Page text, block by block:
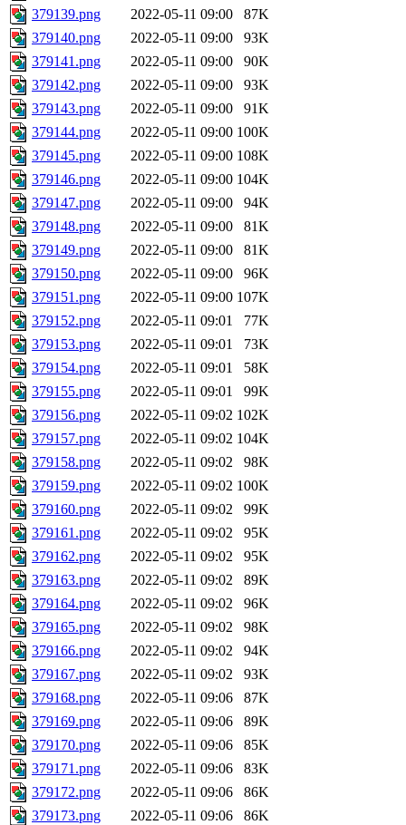
379139.png
2022-05-11 09:00
87K
379140.png
2022-05-11 09:00
93K
379141.png
2022-05-11 09:00
90K
379142.png
2022-05-11 09:00
93K
379143.png
2022-05-11 09:00
91K
379144.png
2022-05-11 09:00 100K
379145.png
2022-05-11 09:00 108K
379146.png
2022-05-11 09:00 104K
379147.png
2022-05-11 09:00
94K
379148.png
2022-05-11 09:00
81K
379149.png
2022-05-11 09:00
81K
379150.png
2022-05-11 09:00
96K
379151.png
2022-05-11 09:00 107K
379152.png
2022-05-11 09:01
77K
379153.png
2022-05-11 09:01
73K
379154.png
2022-05-11 09:01
58K
379155.png
2022-05-11 09:01
99K
379156.png
2022-05-11 09:02 102K
379157.png
2022-05-11 09:02 104K
379158.png
2022-05-11 09:02
98K
379159.png
2022-05-11 09:02 100K
379160.png
2022-05-11 09:02
99K
379161.png
2022-05-11 09:02
95K
379162.png
2022-05-11 09:02
95K
379163.png
2022-05-11 09:02
89K
379164.png
2022-05-11 09:02
96K
379165.png
2022-05-11 09:02
98K
379166.png
2022-05-11 09:02
94K
379167.png
2022-05-11 09:02
93K
379168.png
2022-05-11 09:06
87K
379169.png
2022-05-11 09:06
89K
379170.png
2022-05-11 09:06
85K
379171.png
2022-05-11 09:06
83K
379172.png
2022-05-11 09:06
86K
379173.png
2022-05-11 09:06
86K